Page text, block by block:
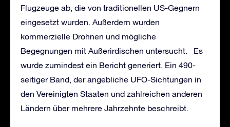
Flugzeuge ab, die von traditionellen US-Gegnern
eingesetzt wurden. Außerdem wurden
kommerzielle Drohnen und mögliche
Begegnungen mit Außerirdischen untersucht. Es
wurde zumindest ein Bericht generiert. Ein 490-
seitiger Band, der angebliche UFO-Sichtungen in
den Vereinigten Staaten und zahlreichen anderen
Ländern über mehrere Jahrzehnte beschreibt.